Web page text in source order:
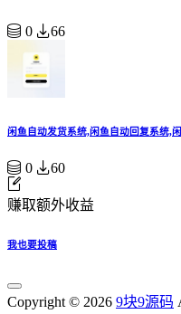
0 66
闲鱼自动发货系统,闲鱼自动回复系统,
0 60
赚取额外收益
我也要投稿
Copyright © 2026 9块9源码